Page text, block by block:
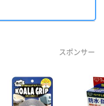
スポンサー